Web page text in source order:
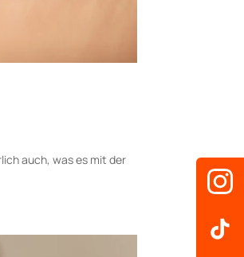
auch, was es mit der